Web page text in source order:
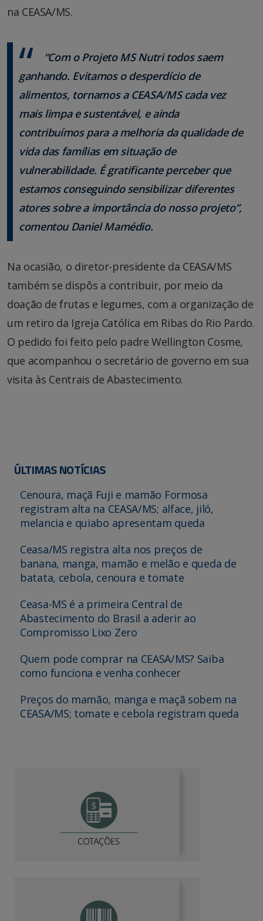
na CEASA/MS.
“Com o Projeto MS Nutri todos saem
ganhando. Evitamos o desperdício de
alimentos, tornamos a CEASA/MS cada vez
mais limpa e sustentável, e ainda
contribuímos para a melhoria da qualidade de
vida das famílias em situação de
vulnerabilidade. É gratificante perceber que
estamos conseguindo sensibilizar diferentes
atores sobre a importância do nosso projeto”,
comentou Daniel Mamédio.
Na ocasião, o diretor-presidente da CEASA/MS
também se dispôs a contribuir, por meio da
doação de frutas e legumes, com a organização de
um retiro da Igreja Católica em Ribas do Rio Pardo.
O pedido foi feito pelo padre Wellington Cosme,
que acompanhou o secretário de governo em sua
visita às Centrais de Abastecimento.
ÚLTIMAS NOTÍCIAS
Cenoura, maçã Fuji e mamão Formosa
registram alta na CEASA/MS; alface, jiló,
melancia e quiabo apresentam queda
Ceasa/MS registra alta nos preços de
banana, manga, mamão e melão e queda de
batata, cebola, cenoura e tomate
Ceasa-MS é a primeira Central de
Abastecimento do Brasil a aderir ao
Compromisso Lixo Zero
Quem pode comprar na CEASA/MS? Saiba
como funciona e venha conhecer
Preços do mamão, manga e maçã sobem na
CEASA/MS; tomate e cebola registram queda